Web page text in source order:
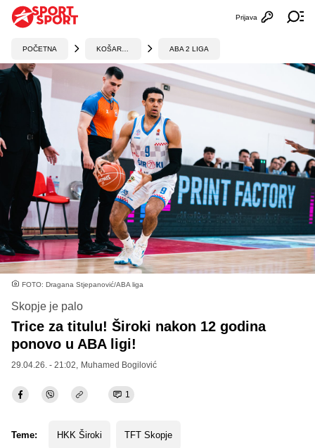
Otvori
Prijava
POČETNA ABA 2 LIGA
FOTO: Dragana Stjepanović/ABA liga
Skopje je palo
Trice za titulu! Široki nakon 12 godina
ponovo u ABA ligi!
29.04.26. - 21:02, Muhamed Bogilović
1
Teme: HKK Široki TFT Skopje